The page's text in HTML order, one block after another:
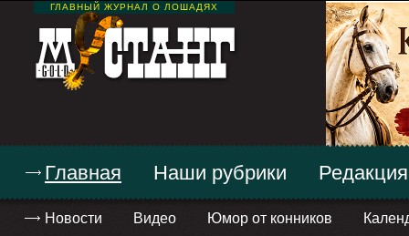
ГЛАВНЫЙ ЖУРНАЛ О ЛОШАДЯХ
Главная
Новости Видео Юмор от конников
Наши рубрики Редакция